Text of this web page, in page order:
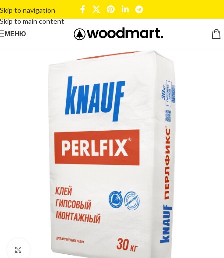
Skip to navigation
Skip to main content
МЕНЮ
Увеличить